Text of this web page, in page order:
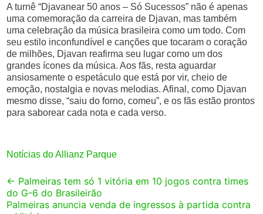
A turnê “Djavanear 50 anos – Só Sucessos” não é apenas
uma comemoração da carreira de Djavan, mas também
uma celebração da música brasileira como um todo. Com
seu estilo inconfundível e canções que tocaram o coração
de milhões, Djavan reafirma seu lugar como um dos
grandes ícones da música. Aos fãs, resta aguardar
ansiosamente o espetáculo que está por vir, cheio de
emoção, nostalgia e novas melodias. Afinal, como Djavan
mesmo disse, “saiu do forno, comeu”, e os fãs estão prontos
para saborear cada nota e cada verso.
Notícias do Allianz Parque
Post
navigation
← Palmeiras tem só 1 vitória em 10 jogos contra times
do G-6 do Brasileirão
Palmeiras anuncia venda de ingressos à partida contra